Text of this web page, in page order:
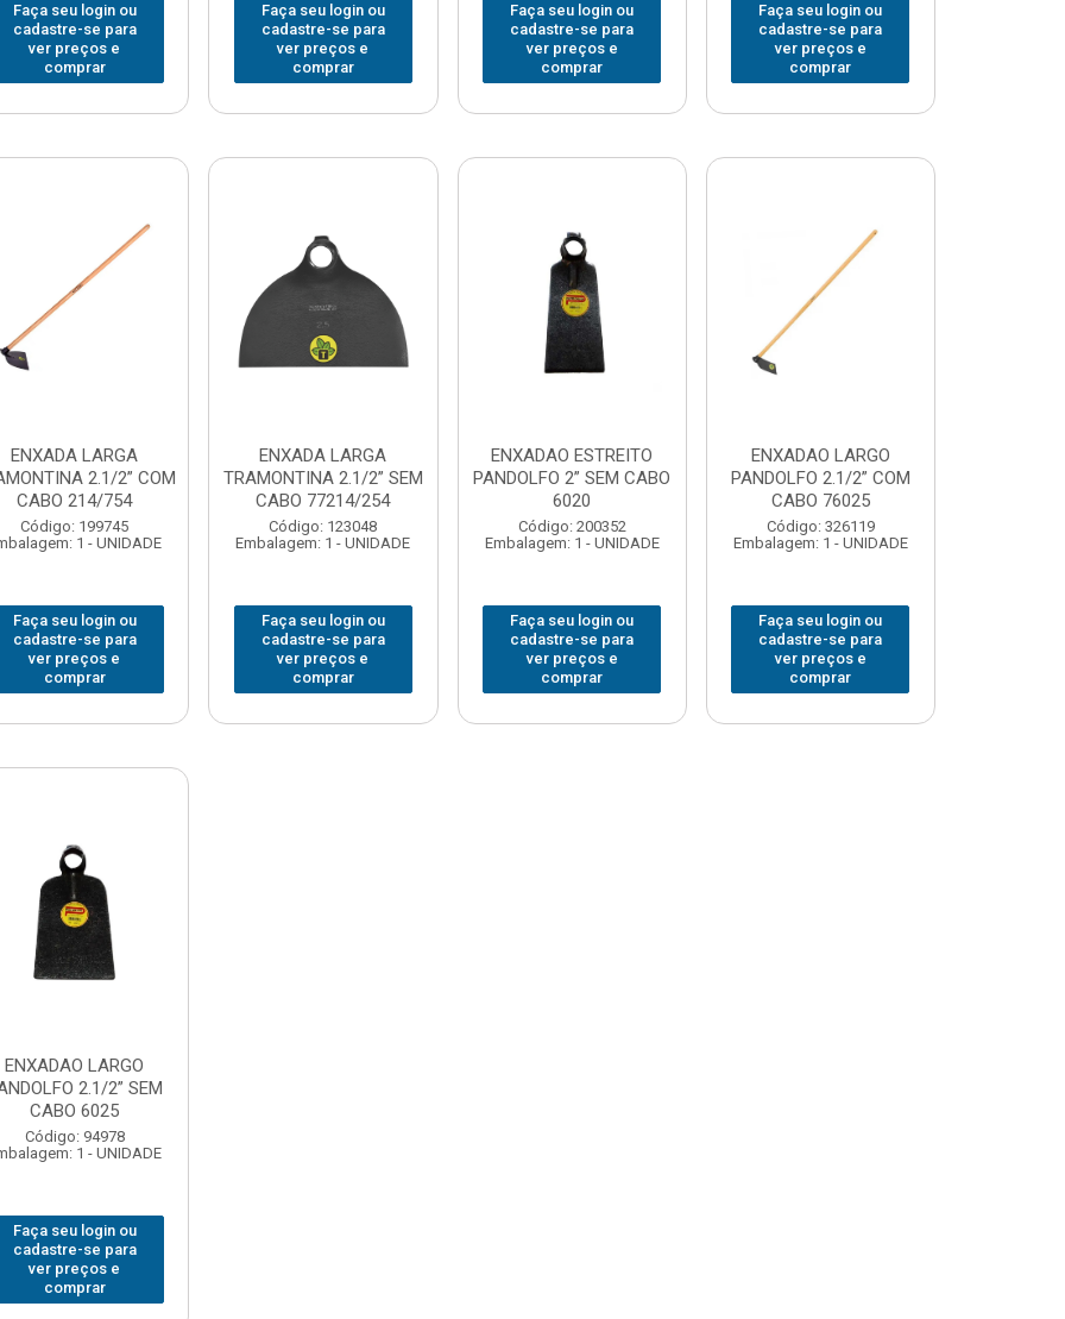
Faça seu login ou
cadastre-se para
ver preços e
comprar
Faça seu login ou
cadastre-se para
ver preços e
comprar
Faça seu login ou
cadastre-se para
ver preços e
comprar
Faça seu login ou
cadastre-se para
ver preços e
comprar
ENXADA LARGA
2.1/2” COM
CABO 214/754
Código: 199745
1 - UNIDADE
Faça seu login ou
cadastre-se para
ver preços e
comprar
ENXADA LARGA
TRAMONTINA 2.1/2” SEM
CABO 77214/254
Código: 123048
Embalagem: 1 - UNIDADE
Faça seu login ou
cadastre-se para
ver preços e
comprar
ENXADAO ESTREITO
PANDOLFO 2” SEM CABO
6020
Código: 200352
Embalagem: 1 - UNIDADE
Faça seu login ou
cadastre-se para
ver preços e
comprar
ENXADAO LARGO
PANDOLFO 2.1/2” COM
CABO 76025
Código: 326119
Embalagem: 1 - UNIDADE
Faça seu login ou
cadastre-se para
ver preços e
comprar
ENXADAO LARGO
2.1/2” SEM
CABO 6025
Código: 94978
1 - UNIDADE
Faça seu login ou
cadastre-se para
ver preços e
comprar